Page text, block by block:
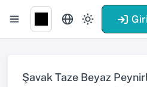
Şavak Taze Beyaz